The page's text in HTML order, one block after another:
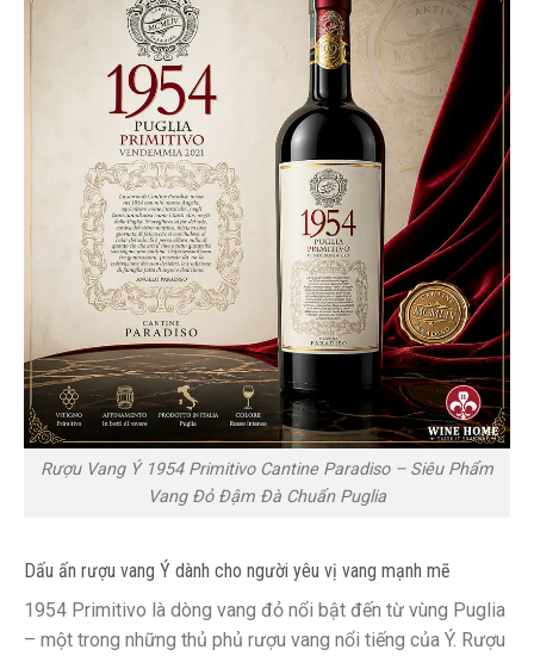
Rượu Vang Ý 1954 Primitivo Cantine Paradiso – Siêu Phẩm
Vang Đỏ Đậm Đà Chuẩn Puglia
Dấu ấn rượu vang Ý dành cho người yêu vị vang mạnh mẽ
1954 Primitivo là dòng vang đỏ nổi bật đến từ vùng Puglia
– một trong những thủ phủ rượu vang nổi tiếng của Ý. Rượu